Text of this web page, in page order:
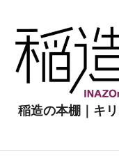
稲造の本棚｜キ